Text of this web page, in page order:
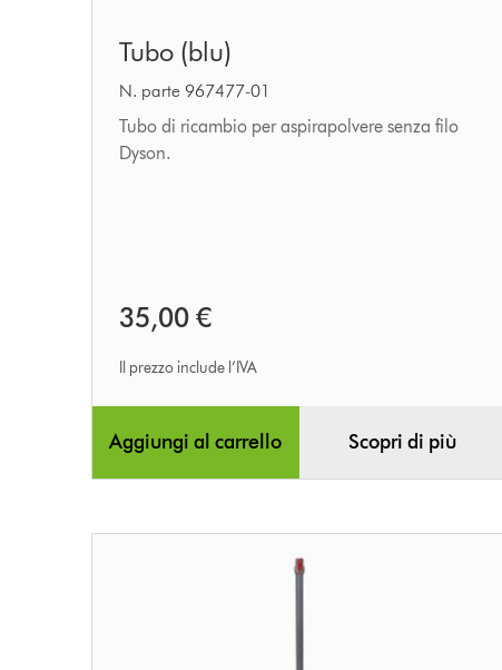
(blu)
Tubo (blu)
N. parte 967477-01
Tubo di ricambio per aspirapolvere senza filo
Dyson.
35,00 €
Il prezzo include l’IVA
Aggiungi al carrello Scopri di più